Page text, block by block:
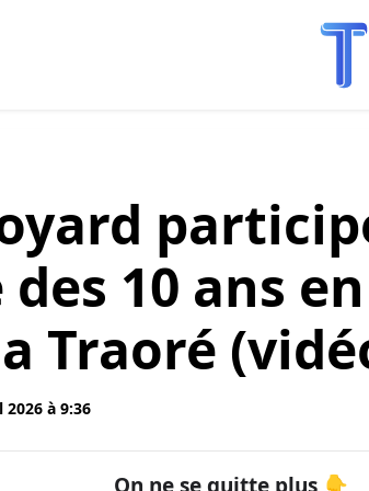
10 ans
Traoré
2026 à 9:36